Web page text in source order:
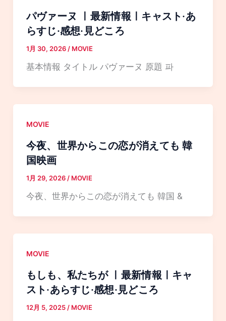
パヴァーヌ ㅣ最新情報ㅣキャスト·あ
らすじ·感想·見どころ
1月 30, 2026/ MOVIE
基本情報 タイトル パヴァーヌ 原題 파
MOVIE
今夜、世界からこの恋が消えても 韓
国映画
1月 29, 2026 / MOVIE
今夜、世界からこの恋が消えても 韓国 &
MOVIE
もしも、私たちが ㅣ最新情報ㅣキャ
スト·あらすじ·感想·見どころ
12月 5, 2025 / MOVIE